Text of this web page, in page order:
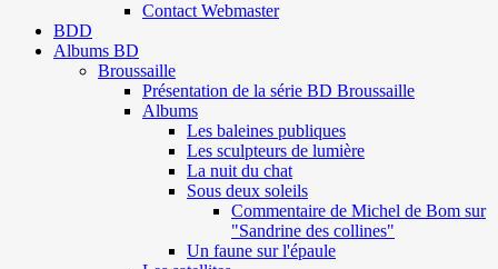
Contact Webmaster
BDD
Albums BD
Broussaille
Présentation de la série BD Broussaille
Albums
Les baleines publiques
Les sculpteurs de lumière
La nuit du chat
Sous deux soleils
Commentaire de Michel de Bom sur
"Sandrine des collines"
Un faune sur l'épaule